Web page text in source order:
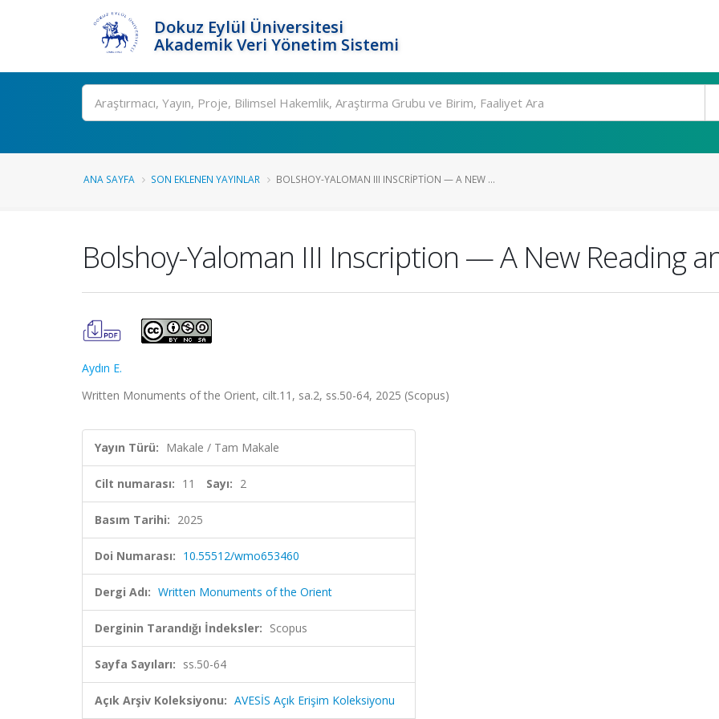
Dokuz Eylül Üniversitesi
Akademik Veri Yönetim Sistemi
Ara
ANA SAYFA SON EKLENEN YAYINLAR BOLSHOY-YALOMAN III INSCRIPTION — A NEW ...
Bolshoy-Yaloman III Inscription — A New Reading
Aydın E.
Written Monuments of the Orient, cilt.11, sa.2, ss.50-64, 2025 (Scopus)
Yayın Türü: Makale / Tam Makale
Cilt numarası: 11 Sayı: 2
Basım Tarihi: 2025
Doi Numarası: 10.55512/wmo653460
Dergi Adı: Written Monuments of the Orient
Derginin Tarandığı İndeksler: Scopus
Sayfa Sayıları: ss.50-64
Açık Arşiv Koleksiyonu: AVESİS Açık Erişim Koleksiyonu